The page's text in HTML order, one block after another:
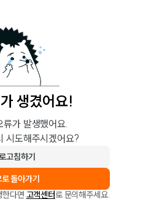
생겼어요!
류가 발생했어요.
시도해주시겠어요?
고침하기
돌아가기
한다면 고객센터로 문의해주세요.